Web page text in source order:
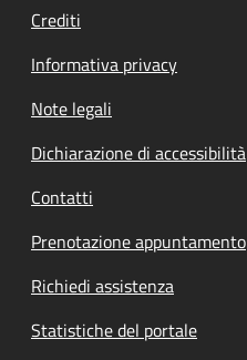
Crediti
Informativa privacy
Note legali
Dichiarazione di accessibilità
Contatti
Prenotazione appuntamento
Richiedi assistenza
Statistiche del portale